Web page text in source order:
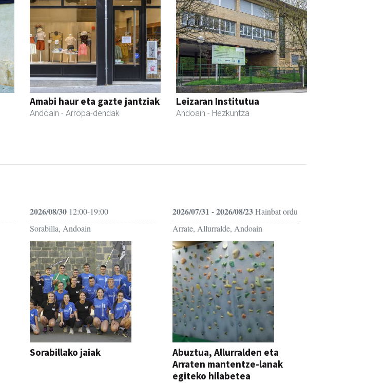
Amabi haur eta gazte jantziak
Andoain - Arropa-dendak
Leizaran Institutua
Andoain - Hezkuntza
2026/08/30 12:00-19:00
Sorabilla, Andoain
Sorabillako jaiak
2026/07/31 - 2026/08/23Hainbat ordu
Arrate, Allurralde, Andoain
Abuztua, Allurralden eta
Arraten mantentze-lanak
egiteko hilabetea